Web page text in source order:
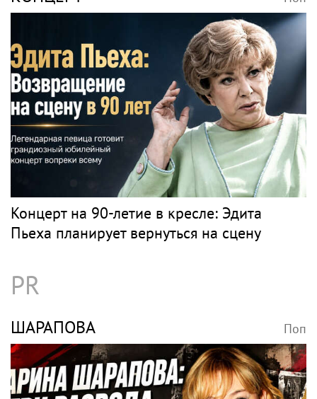
Волочкова раскритиковала концерт
Билана в Москве за плохую организацию
Музыка
НЕСЧАСТНЫЙ СЛУЧАЙ Поп
Несчастный случай или чужие руки: СК
сузил загадку Усольцевых до двух версий